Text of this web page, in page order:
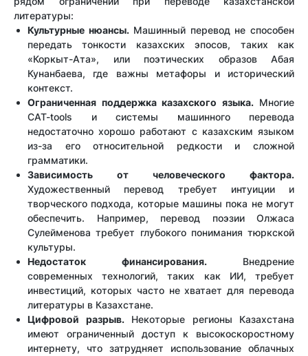
литературы:
Культурные нюансы.Машинный перевод не способен
передать тонкости казахских эпосов, таких как
«Коркыт-Ата», или поэтических образов Абая
Кунанбаева, где важны метафоры и исторический
контекст.
Ограниченная поддержка казахского языка.Многие
CAT-tools и системы машинного перевода
недостаточно хорошо работают с казахским языком
из-за его относительной редкости и сложной
грамматики.
Зависимость от человеческого фактора.
Художественный перевод требует интуиции и
творческого подхода, которые машины пока не могут
обеспечить. Например, перевод поэзии Олжаса
Сулейменова требует глубокого понимания тюркской
культуры.
Недостаток финансирования.Внедрение
современных технологий, таких как ИИ, требует
инвестиций, которых часто не хватает для перевода
литературы в Казахстане.
Цифровой разрыв.Некоторые регионы Казахстана
имеют ограниченный доступ к высокоскоростному
интернету, что затрудняет использование облачных